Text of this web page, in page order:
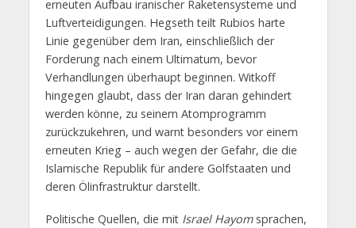
erneuten Aufbau iranischer Raketensysteme und
Luftverteidigungen. Hegseth teilt Rubios harte
Linie gegenüber dem Iran, einschließlich der
Forderung nach einem Ultimatum, bevor
Verhandlungen überhaupt beginnen. Witkoff
hingegen glaubt, dass der Iran daran gehindert
werden könne, zu seinem Atomprogramm
zurückzukehren, und warnt besonders vor einem
erneuten Krieg – auch wegen der Gefahr, die die
Islamische Republik für andere Golfstaaten und
deren Ölinfrastruktur darstellt.
Politische Quellen, die mit Israel Hayomsprachen,